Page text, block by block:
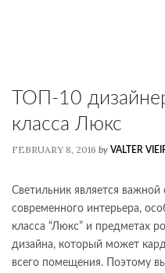
ТОП-10
класса Люкс
FEBRUARY 8, 2016 by VALTER
Светильник является
современного интерьера,
класса “Люкс” и предметах
дизайна, который может
всего помещения. Поэтому